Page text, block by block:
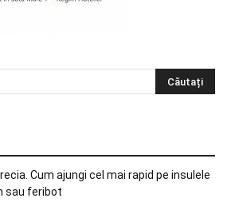
Cum ajungi cel mai rapid pe insulele
sau feribot